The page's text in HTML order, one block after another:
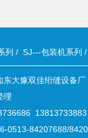
列 / SJ---包装机系列
东大豫双佳绗缝设备厂
理
13813733883
0513-84207688/